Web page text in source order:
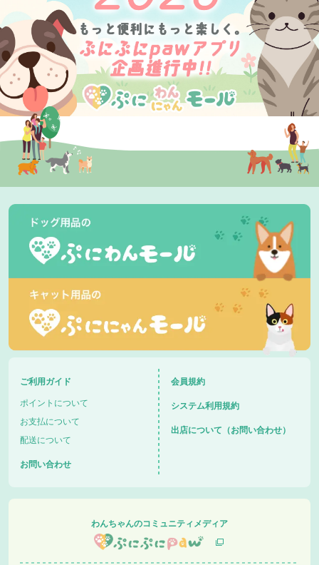
ご利用ガイド
ポイントについて
お支払について
配送について
お問い合わせ
会員規約
システム利用規約
出店について（お問い合わせ）
わんちゃんのコミュニティメディア